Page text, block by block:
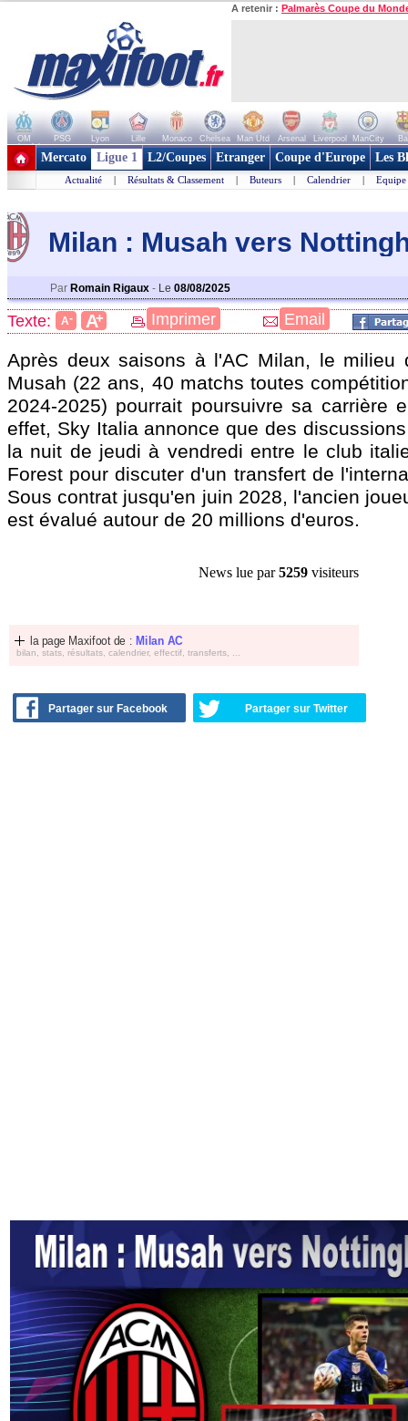
A retenir : Palmarès Coupe du
OM PSG Lyon Lille Monaco Chelsea Man Utd Arsenal Liverpool ManCity
+ de clubs
Mercato Ligue 1 L2/Coupes Etranger Coupe d'Europe Les
Actualité | Résultats & Classement | Buteurs | Calendrier | Equipe
Milan : Musah vers
Par Romain Rigaux - Le 08/08/2025
Texte: A- A+ Imprimer Email
Après deux saisons à l'AC Milan, le milieu
Musah (22 ans, 40 matchs toutes
2024-2025) pourrait poursuivre sa carrière
effet, Sky Italia annonce que des
la nuit de jeudi à vendredi entre le club
Forest pour discuter d'un transfert de
Sous contrat jusqu'en juin 2028, l'ancien
est évalué autour de 20 millions d'euros.
News lue par5259 visiteurs
la page Maxifoot de : Milan AC
bilan, stats, résultats, calendrier, effectif, transferts, ...
Partager sur Facebook Partager sur Twitter